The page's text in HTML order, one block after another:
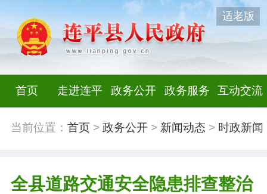
适老版
首页 走进连平 政务公开 政务服务 互动交流
当前位置： 首页> 政务公开> 新闻动态 > 时政新闻
全县道路交通安全隐患排查整治